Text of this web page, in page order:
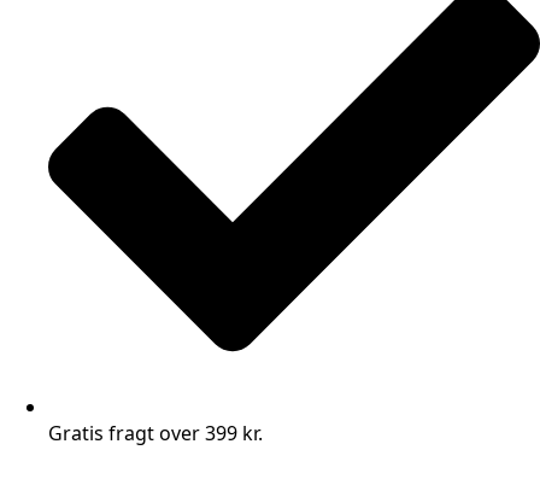
Gratis fragt over 399 kr.